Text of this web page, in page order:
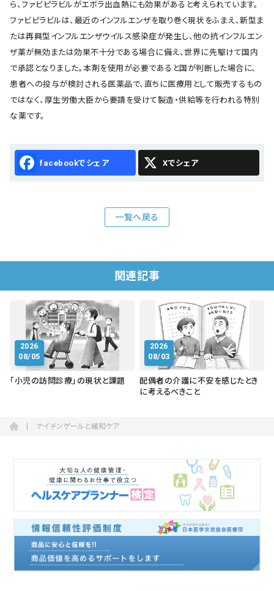
ら、ファビピラビルがエボラ出血熱にも効果があると考えられています。
ファビピラビルは、最近のインフルエンザを取り巻く現状をふまえ、新型ま
たは再興型インフルエンザウイルス感染症が発生し、他の抗インフルエン
ザ薬が無効または効果不十分である場合に備え、世界に先駆けて国内
で承認となりました。本剤を使用が必要であると国が判断した場合に、
患者への投与が検討される医薬品で、直ちに医療用として販売するもの
ではなく、厚生労働大臣から要請を受けて製造・供給等を行われる特別
な薬です。
Facebook X
一覧へ戻る
関連記事
2026
08/05
「小児の訪問診療」の現状と課題
2026
08/03
配偶者の介護に不安を感じたとき
に考えるべきこと
ナイチンゲールと緩和ケア